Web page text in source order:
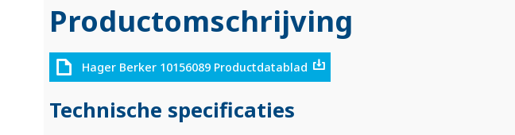
Productomschrijving
Hager Berker 10156089 Productdatablad
Technische specificaties